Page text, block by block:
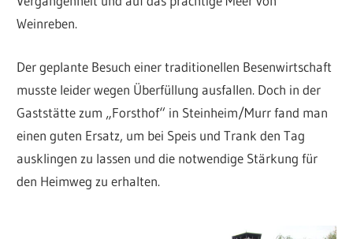
Weinreben.
Der geplante Besuch einer traditionellen Besenwirtschaft
musste leider wegen Überfüllung ausfallen. Doch in der
Gaststätte zum „Forsthof“ in Steinheim/Murr fand man
einen guten Ersatz, um bei Speis und Trank den Tag
ausklingen zu lassen und die notwendige Stärkung für
den Heimweg zu erhalten.